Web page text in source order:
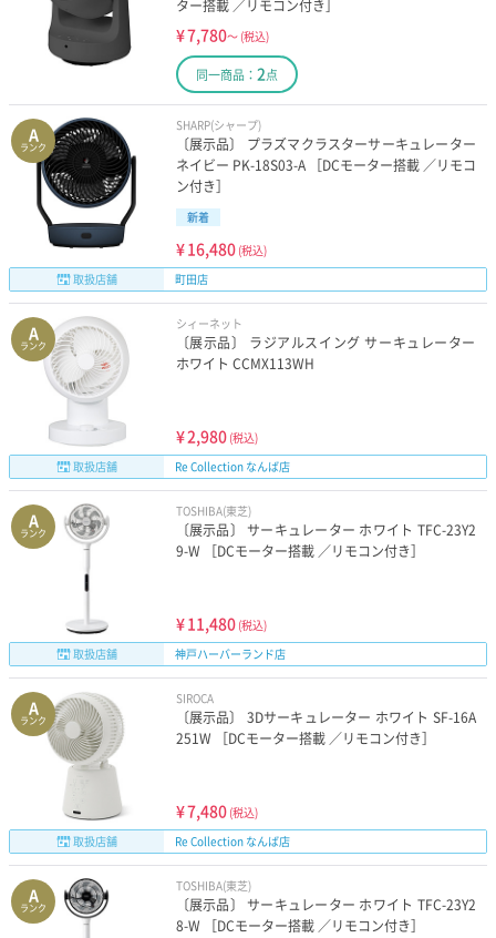
ター搭載 ／リモコン付き］
¥7,780～ (税込)
同一商品： 2点
A
ランク
SHARP(シャープ)
〔展示品〕 プラズマクラスターサーキュレーター
ネイビー PK-18S03-A ［DCモーター搭載 ／リモコ
ン付き］
新着
¥16,480 (税込)
取扱店舗
町田店
A
ランク
シィーネット
〔展示品〕 ラジアルスイング サーキュレーター
ホワイト CCMX113WH
¥2,980 (税込)
取扱店舗
Re Collection なんば店
A
ランク
TOSHIBA(東芝)
〔展示品〕 サーキュレーター ホワイト TFC-23Y2
9-W ［DCモーター搭載 ／リモコン付き］
¥11,480 (税込)
取扱店舗
神戸ハーバーランド店
A
ランク
SIROCA
〔展示品〕 3Dサーキュレーター ホワイト SF-16A
251W ［DCモーター搭載 ／リモコン付き］
¥7,480 (税込)
取扱店舗
Re Collection なんば店
A
ランク
TOSHIBA(東芝)
〔展示品〕 サーキュレーター ホワイト TFC-23Y2
8-W ［DCモーター搭載 ／リモコン付き］